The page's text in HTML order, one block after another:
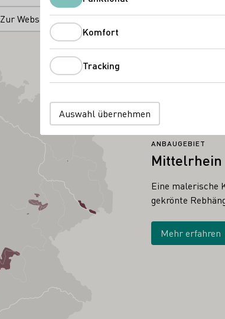
Zur Website
ANBAUGEBIET
Mittelrhein
Eine malerische
gekrönte
Mehr erfahren
Funktional
Komfort
Tracking
Auswahl übernehmen